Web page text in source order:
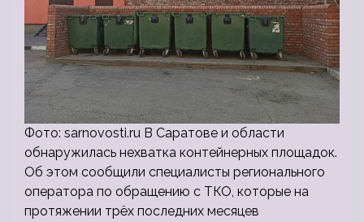
Фото: sarnovosti.ru В Саратове и области
обнаружилась нехватка контейнерных площадок.
Об этом сообщили специалисты регионального
оператора по обращению с ТКО, которые на
протяжении трёх последних месяцев